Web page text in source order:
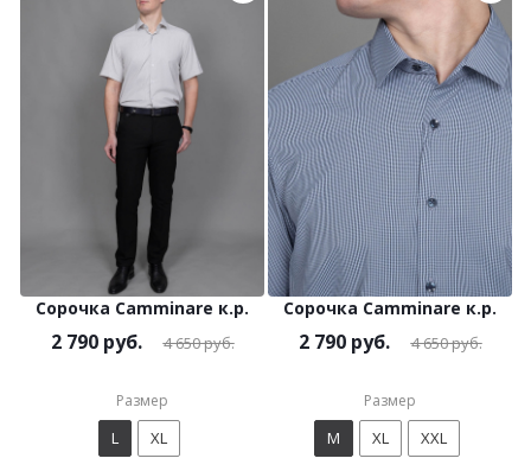
Сорочка Camminare к.р.
2 790руб. 4 650руб.
Размер
L XL
Сорочка Camminare к.р.
2 790руб. 4 650руб.
Размер
M XL XXL